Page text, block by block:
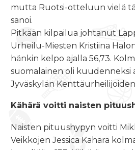
mutta Ruotsi-otteluun vielä
sanoi.
Pitkään kilpailua johtanut
Urheilu-Miesten Kristiina
hänkin kelpo ajalla 56,73.
suomalainen oli kuudenneksi
Jyväskylän
Kähärä voitti naisten
Naisten pituushypyn voitti
Veikkojen Jessica Kähärä